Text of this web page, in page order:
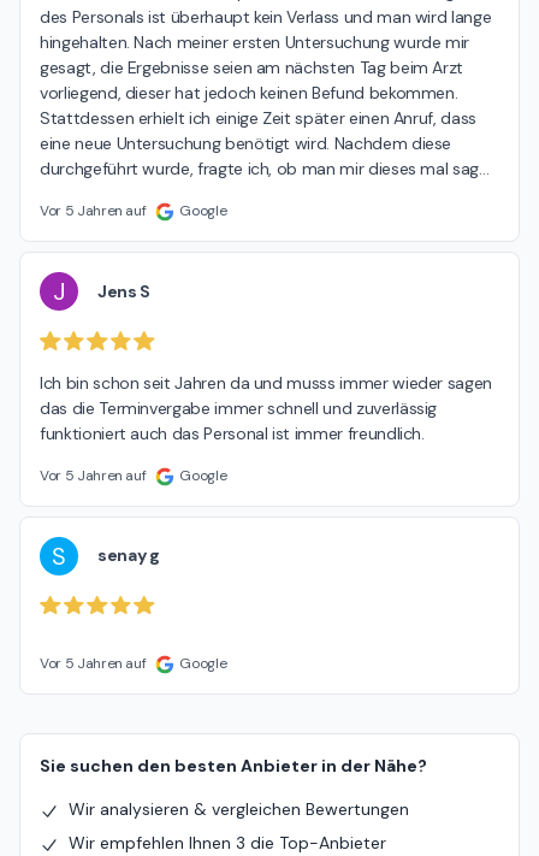
des Personals ist überhaupt kein Verlass und man wird lange
hingehalten. Nach meiner ersten Untersuchung wurde mir
gesagt, die Ergebnisse seien am nächsten Tag beim Arzt
vorliegend, dieser hat jedoch keinen Befund bekommen.
Stattdessen erhielt ich einige Zeit später einen Anruf, dass
eine neue Untersuchung benötigt wird. Nachdem diese
durchgeführt wurde, fragte ich, ob man mir dieses mal sag…
Vor 5 Jahren auf Google
J Jens S
Ich bin schon seit Jahren da und musss immer wieder sagen
das die Terminvergabe immer schnell und zuverlässig
funktioniert auch das Personal ist immer freundlich.
Vor 5 Jahren auf Google
S senay g
Vor 5 Jahren auf Google
Sie suchen den besten Anbieter in der Nähe?
Wir analysieren & vergleichen Bewertungen
Wir empfehlen Ihnen 3 die Top-Anbieter